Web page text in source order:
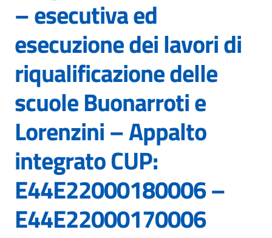
– esecutiva ed
esecuzione dei lavori di
riqualificazione delle
scuole Buonarroti e
Lorenzini – Appalto
integrato CUP:
E44E22000180006 –
E44E22000170006